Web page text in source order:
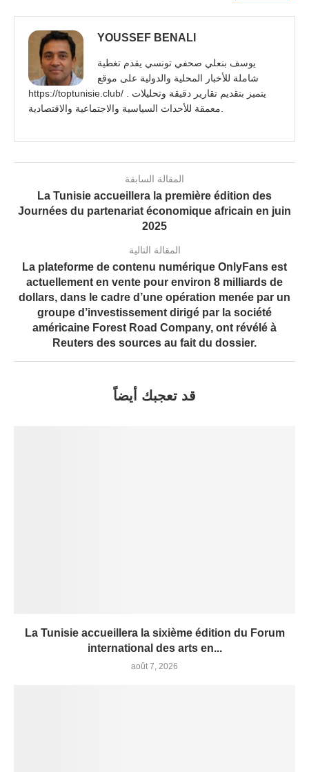
YOUSSEF BENALI
يوسف بنعلي صحفي تونسي يقدم تغطية
شاملة للأخبار المحلية والدولية على موقع
https://toptunisie.club/ . يتميز بتقديم تقارير دقيقة وتحليلات
معمقة للأحداث السياسية والاجتماعية والاقتصادية.
المقالة السابقة
La Tunisie accueillera la première édition des
Journées du partenariat économique africain en juin
2025
المقالة التالية
La plateforme de contenu numérique OnlyFans est
actuellement en vente pour environ 8 milliards de
dollars, dans le cadre d’une opération menée par un
groupe d’investissement dirigé par la société
américaine Forest Road Company, ont révélé à
Reuters des sources au fait du dossier.
قد تعجبك أيضاً
La Tunisie accueillera la sixième édition du Forum
international des arts en...
août 7, 2026